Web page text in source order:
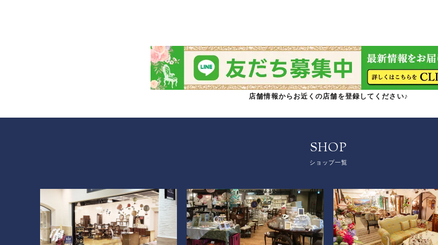
店舗情報からお近くの店舗を登録してください♪
SHOP
ショップ一覧